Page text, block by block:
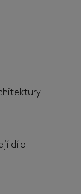
architektury
dílo